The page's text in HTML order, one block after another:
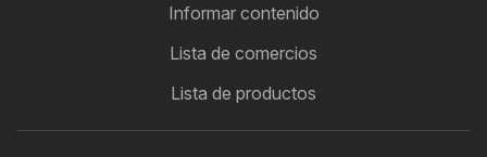
Informar contenido
Lista de comercios
Lista de productos